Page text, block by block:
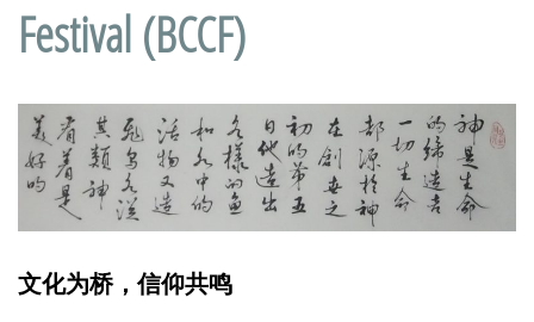
Festival (BCCF)
文化为桥，信仰共鸣